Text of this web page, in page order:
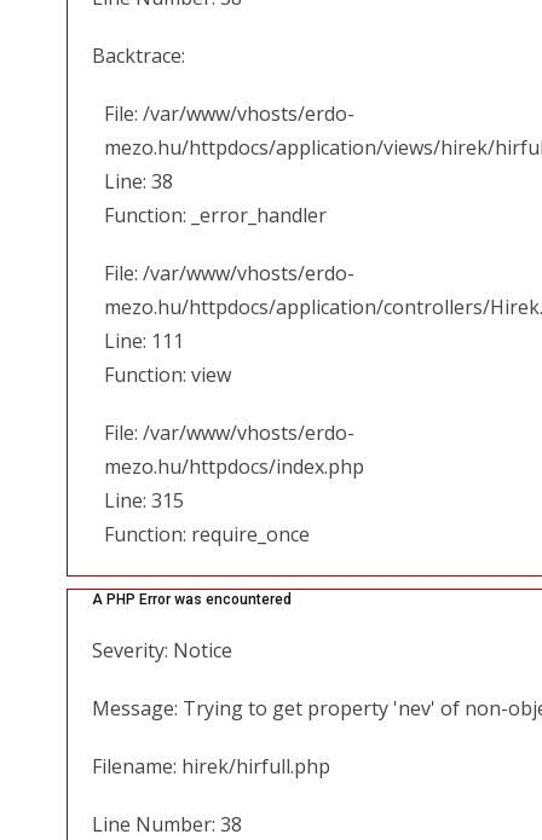
Backtrace:
File: /var/www/vhosts/erdo-
mezo.hu/httpdocs/application/views/hirek/
Line: 38
Function: _error_handler
File: /var/www/vhosts/erdo-
mezo.hu/httpdocs/application/controllers/
Line: 111
Function: view
File: /var/www/vhosts/erdo-
mezo.hu/httpdocs/index.php
Line: 315
Function: require_once
A PHP Error was encountered
Severity: Notice
Message: Trying to get property 'nev' of non-
Filename: hirek/hirfull.php
Line Number: 38